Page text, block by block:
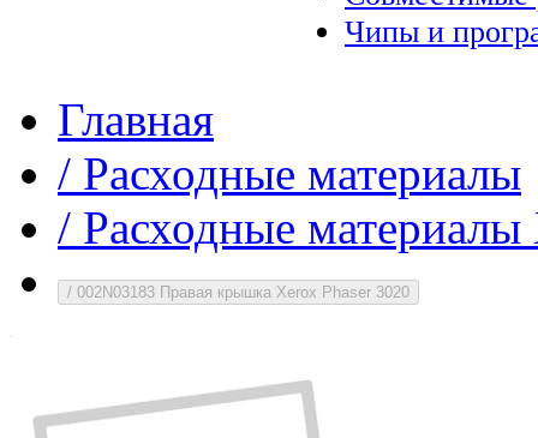
Чипы и
Главная
/ Расходные материалы
/ Расходные
/ 002N03183 Правая крышка Xerox Phaser 3020